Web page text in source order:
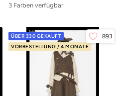
3 Farben verfügbar
ÜBER 330 GEKAUFT
VORBESTELLUNG / 4 MONATE
893